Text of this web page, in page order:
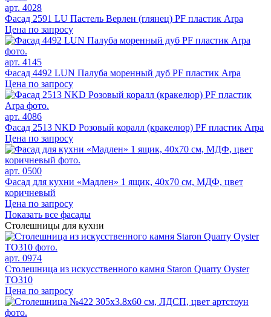
арт. 4028
Фасад 2591 LU Пастель Верлен (глянец) PF пластик Arpa
Цена по запросу
арт. 4145
Фасад 4492 LUN Палуба моренный дуб PF пластик Arpa
Цена по запросу
арт. 4086
Фасад 2513 NKD Розовый коралл (кракелюр) PF пластик Arpa
Цена по запросу
арт. 0500
Фасад для кухни «Мадлен» 1 ящик, 40х70 см, МДФ, цвет
коричневый
Цена по запросу
Показать все фасады
Столешницы для кухни
арт. 0974
Столешница из искусственного камня Staron Quarry Oyster
TO310
Цена по запросу